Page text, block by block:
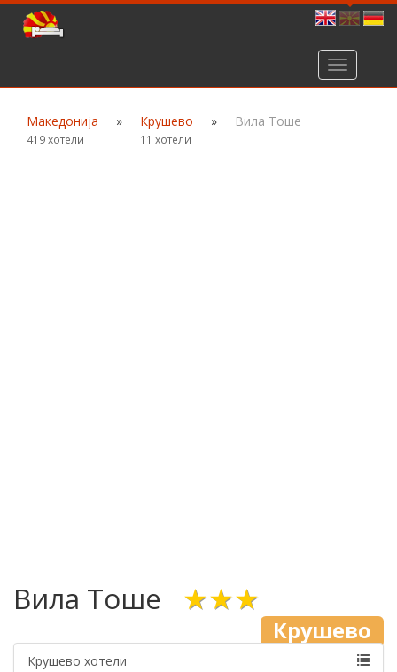
Toggle
navigation
Македонија
419 хотели
» Крушево
11 хотели
» Вила Тоше
Вила Тоше ★★★
Крушево
Крушево хотели